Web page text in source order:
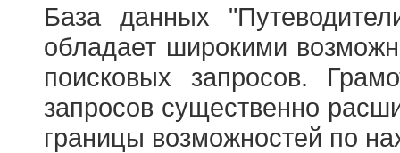
База данных
обладает широкими
поисковых запросов.
запросов существенно
границы возможностей по